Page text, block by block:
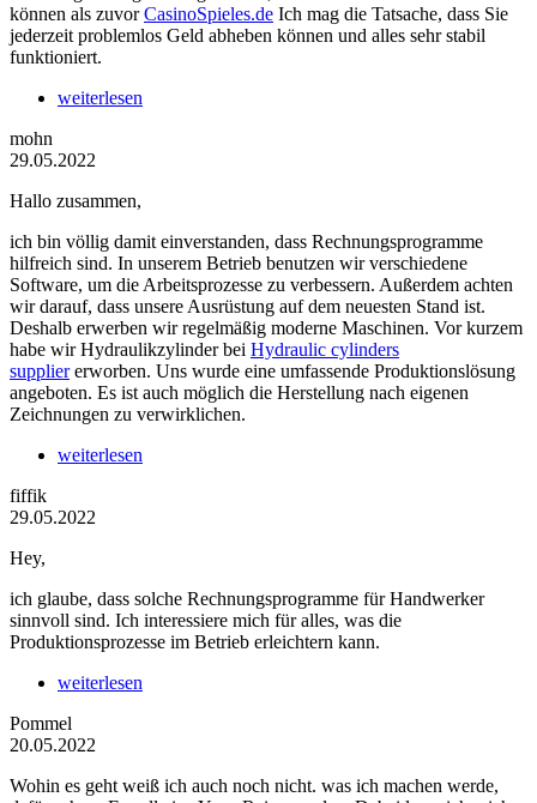
können als zuvorCasinoSpieles.de Ich mag die Tatsache, dass Sie
jederzeit problemlos Geld abheben können und alles sehr stabil
funktioniert.
weiterlesen
mohn
29.05.2022
Hallo zusammen,
ich bin völlig damit einverstanden, dass Rechnungsprogramme
hilfreich sind. In unserem Betrieb benutzen wir verschiedene
Software, um die Arbeitsprozesse zu verbessern. Außerdem achten
wir darauf, dass unsere Ausrüstung auf dem neuesten Stand ist.
Deshalb erwerben wir regelmäßig moderne Maschinen. Vor kurzem
habe wir Hydraulikzylinder bei Hydraulic cylinders
suppliererworben. Uns wurde eine umfassende Produktionslösung
angeboten. Es ist auch möglich die Herstellung nach eigenen
Zeichnungen zu verwirklichen.
weiterlesen
fiffik
29.05.2022
Hey,
ich glaube, dass solche Rechnungsprogramme für Handwerker
sinnvoll sind. Ich interessiere mich für alles, was die
Produktionsprozesse im Betrieb erleichtern kann.
weiterlesen
Pommel
20.05.2022
Wohin es geht weiß ich auch noch nicht. was ich machen werde,